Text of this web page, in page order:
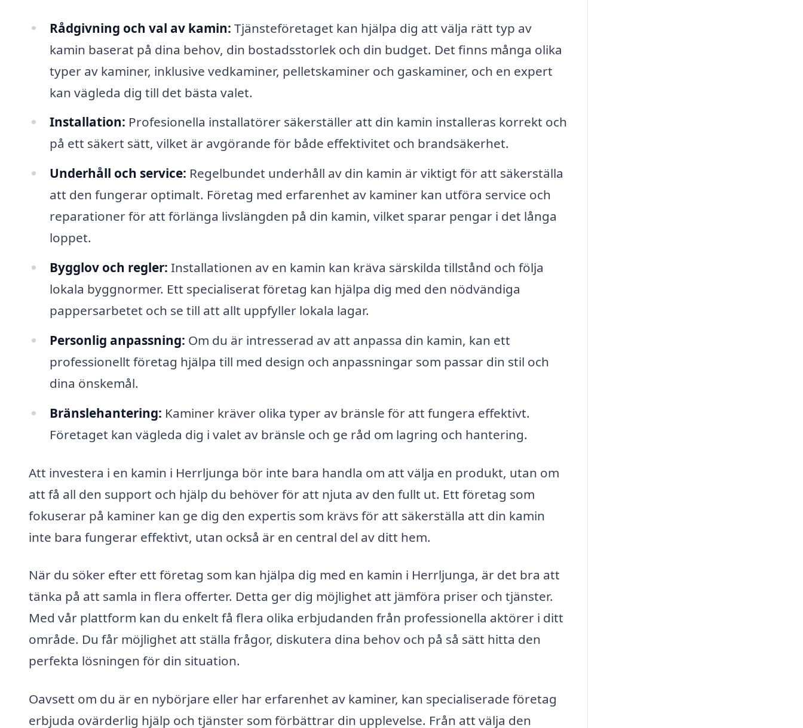
Rådgivning och val av kamin: Tjänsteföretaget kan hjälpa dig att välja rätt typ av
kamin baserat på dina behov, din bostadsstorlek och din budget. Det finns många olika
typer av kaminer, inklusive vedkaminer, pelletskaminer och gaskaminer, och en expert
kan vägleda dig till det bästa valet.
Installation: Profesionella installatörer säkerställer att din kamin installeras korrekt och
på ett säkert sätt, vilket är avgörande för både effektivitet och brandsäkerhet.
Underhåll och service: Regelbundet underhåll av din kamin är viktigt för att säkerställa
att den fungerar optimalt. Företag med erfarenhet av kaminer kan utföra service och
reparationer för att förlänga livslängden på din kamin, vilket sparar pengar i det långa
loppet.
Bygglov och regler: Installationen av en kamin kan kräva särskilda tillstånd och följa
lokala byggnormer. Ett specialiserat företag kan hjälpa dig med den nödvändiga
pappersarbetet och se till att allt uppfyller lokala lagar.
Personlig anpassning: Om du är intresserad av att anpassa din kamin, kan ett
professionellt företag hjälpa till med design och anpassningar som passar din stil och
dina önskemål.
Bränslehantering: Kaminer kräver olika typer av bränsle för att fungera effektivt.
Företaget kan vägleda dig i valet av bränsle och ge råd om lagring och hantering.
Att investera i en kamin i Herrljunga bör inte bara handla om att välja en produkt, utan om
att få all den support och hjälp du behöver för att njuta av den fullt ut. Ett företag som
fokuserar på kaminer kan ge dig den expertis som krävs för att säkerställa att din kamin
inte bara fungerar effektivt, utan också är en central del av ditt hem.
När du söker efter ett företag som kan hjälpa dig med en kamin i Herrljunga, är det bra att
tänka på att samla in flera offerter. Detta ger dig möjlighet att jämföra priser och tjänster.
Med vår plattform kan du enkelt få flera olika erbjudanden från professionella aktörer i ditt
område. Du får möjlighet att ställa frågor, diskutera dina behov och på så sätt hitta den
perfekta lösningen för din situation.
Oavsett om du är en nybörjare eller har erfarenhet av kaminer, kan specialiserade företag
erbjuda ovärderlig hjälp och tjänster som förbättrar din upplevelse. Från att välja den